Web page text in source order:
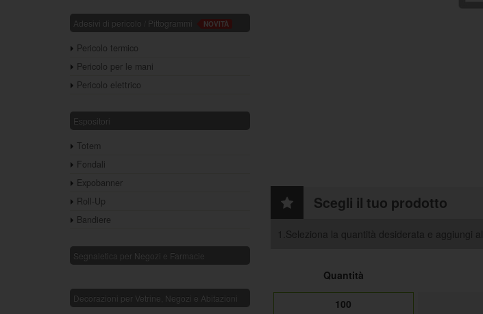
Adesivi di pericolo / Pittogrammi NOVITÀ
Pericolo termico
Pericolo per le mani
Pericolo elettrico
Espositori
Totem
Fondali
Expobanner
Roll-Up
Bandiere
Segnaletica per Negozi e Farmacie
Decorazioni per Vetrine, Negozi e Abitazioni
Scegli il tuo prodotto
1.Seleziona la quantità desiderata e aggiungi
Quantità
100